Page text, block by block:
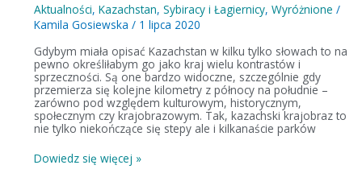
Aktualności,Kazachstan,Sybiracy i Łagiernicy,Wyróżnione /
Kamila Gosiewska/ 1 lipca 2020
Gdybym miała opisać Kazachstan w kilku tylko słowach to na
pewno określiłabym go jako kraj wielu kontrastów i
sprzeczności. Są one bardzo widoczne, szczególnie gdy
przemierza się kolejne kilometry z północy na południe –
zarówno pod względem kulturowym, historycznym,
społecznym czy krajobrazowym. Tak, kazachski krajobraz to
nie tylko niekończące się stepy ale i kilkanaście parków
Dowiedz się więcej »